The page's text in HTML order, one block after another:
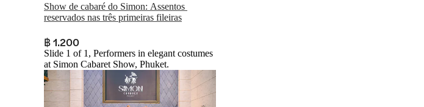
Show de cabaré do Simon: Assentos
reservados nas três primeiras fileiras
฿ 1.200
Slide 1 of 1, Performers in elegant costumes
at Simon Cabaret Show, Phuket.